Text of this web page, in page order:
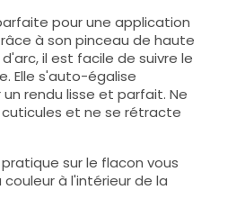
pour une application
à son pinceau de haute
il est facile de suivre le
Elle s'auto-égalise
rendu lisse et parfait. Ne
cuticules et ne se rétracte
sur le flacon vous
à l'intérieur de la